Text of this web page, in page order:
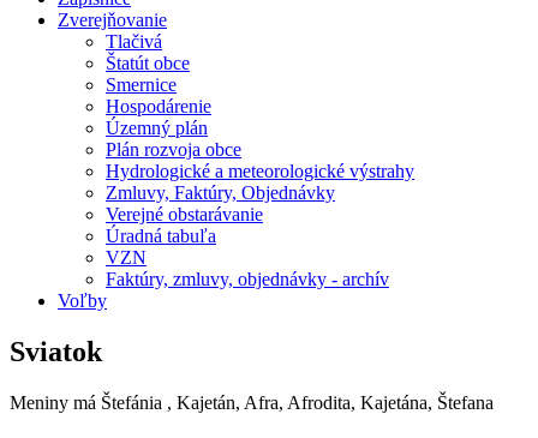
Zverejňovanie
Tlačivá
Štatút obce
Smernice
Hospodárenie
Územný plán
Plán rozvoja obce
Hydrologické a meteorologické výstrahy
Zmluvy, Faktúry, Objednávky
Verejné obstarávanie
Úradná tabuľa
VZN
Faktúry, zmluvy, objednávky - archív
Voľby
Sviatok
Meniny má Štefánia , Kajetán, Afra, Afrodita, Kajetána, Štefana